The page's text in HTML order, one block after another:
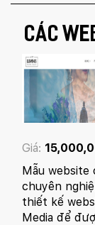
CÁC
Giá:
Mẫu website
chuyên
thiết kế
Media để